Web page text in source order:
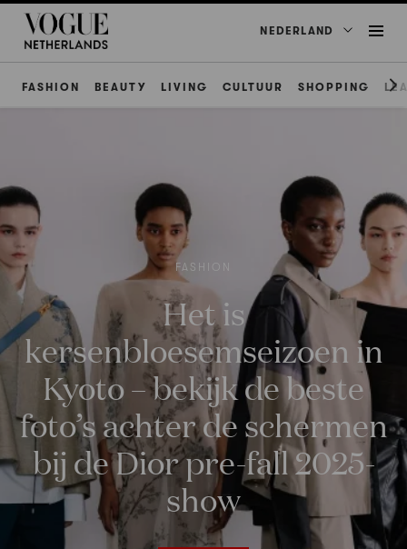
NEDERLAND
FASHION BEAUTY LIVING CULTUUR SHOPPING
FASHION
Het is
kersenbloesemseizoen in
Kyoto – bekijk de beste
foto’s achter de schermen
bij de Dior pre-fall 2025-
show